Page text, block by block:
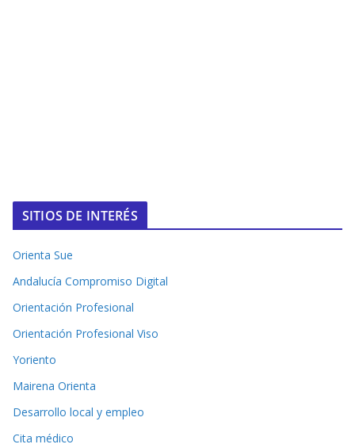
SITIOS DE INTERÉS
Orienta Sue
Andalucía Compromiso Digital
Orientación Profesional
Orientación Profesional Viso
Yoriento
Mairena Orienta
Desarrollo local y empleo
Cita médico